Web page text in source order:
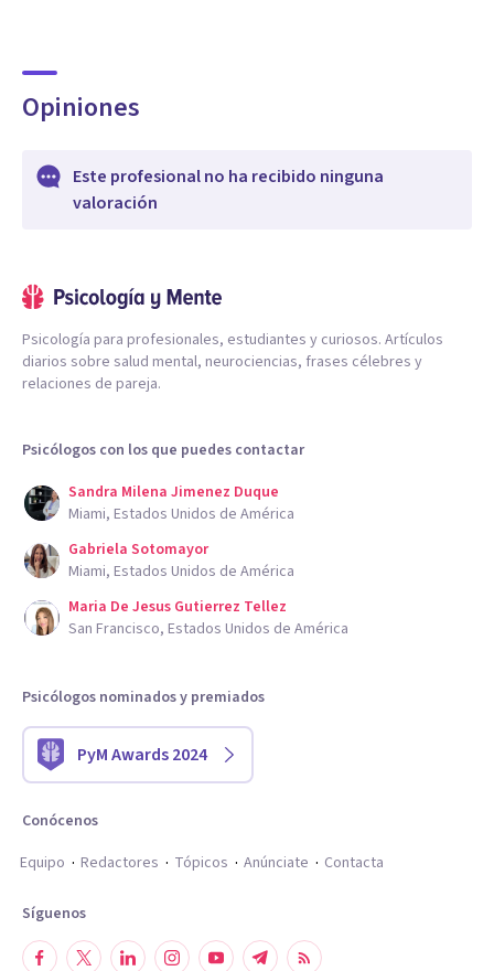
Opiniones
Este profesional no ha recibido ninguna
valoración
Psicología para profesionales, estudiantes y curiosos. Artículos
diarios sobre salud mental, neurociencias, frases célebres y
relaciones de pareja.
Psicólogos con los que puedes contactar
Sandra Milena Jimenez Duque
Miami, Estados Unidos de América
Gabriela Sotomayor
Miami, Estados Unidos de América
Maria De Jesus Gutierrez Tellez
San Francisco, Estados Unidos de América
Psicólogos nominados y premiados
PyM Awards 2024
Conócenos
Equipo
Redactores Tópicos Anúnciate Contacta
Síguenos